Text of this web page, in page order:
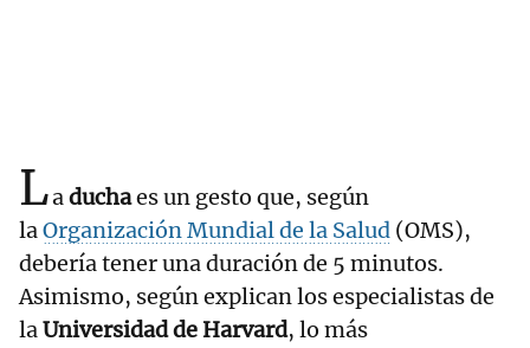
Laduchaes un gesto que, según
laOrganización Mundial de la Salud (OMS),
debería tener una duración de 5 minutos.
Asimismo, según explican los especialistas de
laUniversidad de Harvard, lo más